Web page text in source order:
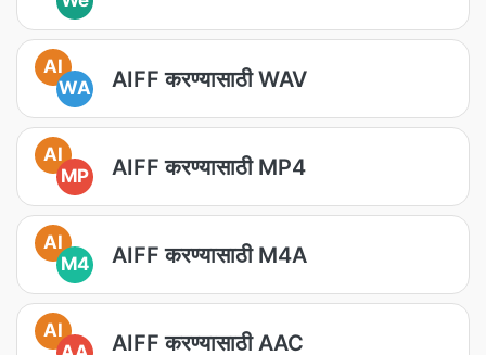
AI
WA
AIFF करण्यासाठी WAV
AI
MP
AIFF करण्यासाठी MP4
AI
M4
AIFF करण्यासाठी M4A
AI
AIFF करण्यासाठी AAC